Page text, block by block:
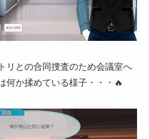
リとの合同捜査のため会議室へ
何か揉めている様子・・・🔥